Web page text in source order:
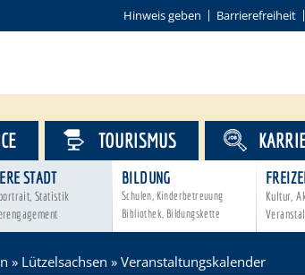
Hinweis geben Barrierefreiheit
STADT
Statistik
BILDUNG
Schulen, Kinderbetreuung
Bibliothek, Bildungskette
Kultur,
TOURISMUS
» Lützelsachsen » Veranstaltungskalender